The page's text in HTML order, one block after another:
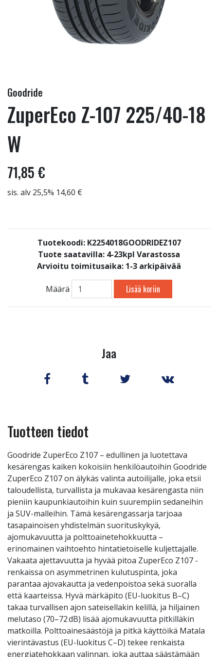
Goodride
ZuperEco Z-107 225/40-18
W
71,85 €
sis. alv 25,5% 14,60 €
Tuotekoodi: K2254018GOODRIDEZ107
Tuote saatavilla: 4-23kpl Varastossa
Arvioitu toimitusaika: 1-3 arkipäivää
Määrä Lisää koriin
Jaa
Tuotteen tiedot
Goodride ZuperEco Z107 – edullinen ja luotettava
kesärengas kaiken kokoisiin henkilöautoihin Goodride
ZuperEco Z107 on älykäs valinta autoilijalle, joka etsii
taloudellista, turvallista ja mukavaa kesärengasta niin
pieniin kaupunkiautoihin kuin suurempiin sedaneihin
ja SUV-malleihin. Tämä kesärengassarja tarjoaa
tasapainoisen yhdistelmän suorituskykyä,
ajomukavuutta ja polttoainetehokkuutta –
erinomainen vaihtoehto hintatietoiselle kuljettajalle.
Vakaata ajettavuutta ja hyvää pitoa ZuperEco Z107 -
renkaissa on asymmetrinen kulutuspinta, joka
parantaa ajovakautta ja vedenpoistoa sekä suoralla
että kaarteissa. Hyvä märkäpito (EU-luokitus B–C)
takaa turvallisen ajon sateisellakin kelillä, ja hiljainen
melutaso (70–72 dB) lisää ajomukavuutta pitkilläkin
matkoilla. Polttoainesäästöjä ja pitkä käyttöikä Matala
vierintävastus (EU-luokitus C–D) tekee renkaista
energiatehokkaan valinnan, joka auttaa säästämään